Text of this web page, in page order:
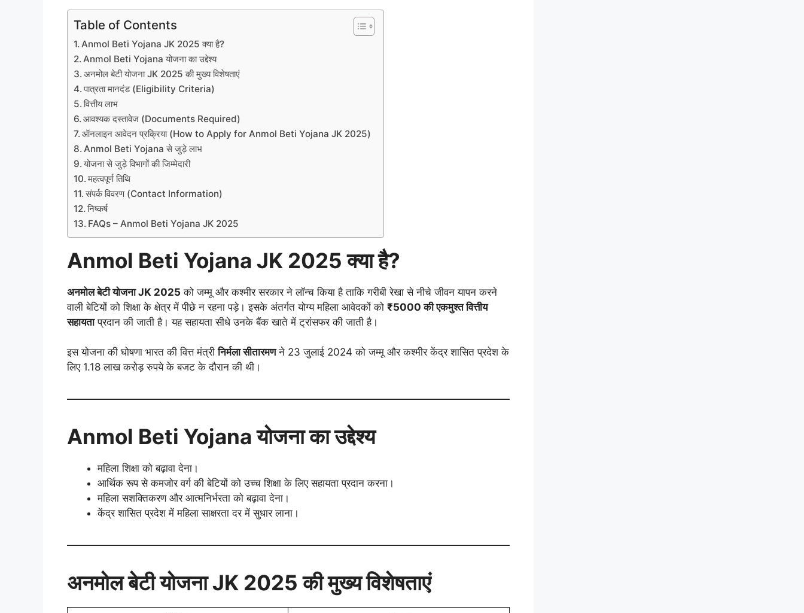
Table of Contents
Anmol Beti Yojana JK 2025 क्या है?
Anmol Beti Yojana योजना का उद्देश्य
अनमोल बेटी योजना JK 2025 की मुख्य विशेषताएं
पात्रता मानदंड (Eligibility Criteria)
वित्तीय लाभ
आवश्यक दस्तावेज (Documents Required)
ऑनलाइन आवेदन प्रक्रिया (How to Apply for Anmol Beti Yojana JK 2025)
Anmol Beti Yojana से जुड़े लाभ
योजना से जुड़े विभागों की जिम्मेदारी
महत्वपूर्ण तिथि
संपर्क विवरण (Contact Information)
निष्कर्ष
FAQs – Anmol Beti Yojana JK 2025
Anmol Beti Yojana JK 2025 क्या है?
अनमोल बेटी योजना JK 2025 को जम्मू और कश्मीर सरकार ने लॉन्च किया है ताकि गरीबी रेखा से नीचे जीवन यापन करने
वाली बेटियों को शिक्षा के क्षेत्र में पीछे न रहना पड़े। इसके अंतर्गत योग्य महिला आवेदकों को ₹5000 की एकमुश्त वित्तीय
सहायताप्रदान की जाती है। यह सहायता सीधे उनके बैंक खाते में ट्रांसफर की जाती है।
इस योजना की घोषणा भारत की वित्त मंत्रीनिर्मला सीतारमणने 23 जुलाई 2024 को जम्मू और कश्मीर केंद्र शासित प्रदेश के
लिए 1.18 लाख करोड़ रुपये के बजट के दौरान की थी।
Anmol Beti Yojana योजना का उद्देश्य
महिला शिक्षा को बढ़ावा देना।
आर्थिक रूप से कमजोर वर्ग की बेटियों को उच्च शिक्षा के लिए सहायता प्रदान करना।
महिला सशक्तिकरण और आत्मनिर्भरता को बढ़ावा देना।
केंद्र शासित प्रदेश में महिला साक्षरता दर में सुधार लाना।
अनमोल बेटी योजना JK 2025 की मुख्य विशेषताएं